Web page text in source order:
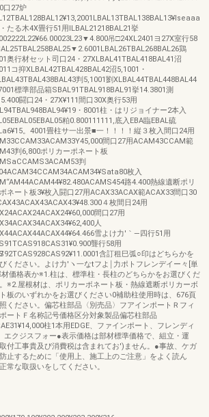
口27炉
たる木4X畳行51用ILBAL21218BAL21挙
吊□24XL2401ヨ27X室行58
鶏
奥行材セット司口24・27XLBAL41TBAL418BAL41沼
コ抑XLBAL42TBAL428BAL42沼5,1001・
判5,1001劉XLBAL44TBAL448BAL44
標準部品箱SBAL91TBAL918BAL91挙14.3801測
闘口24・27X¥111間口30X奥行53用
・8001柱・はリジョイナー2本入
粕0.800111111,底入EBA臨EBAL硫
。4001畳柱サ一出景■一！！！！縦３枚入間口24用
間口27用ACAM43CCAM範
判6,800ポリカーポネート板
判
枚入
路4.400熱線遺断ポリ
ネート板3¥枚入闘口27用ACAX33ACAX範ACAX33間口30
４枚間日24用
間口27用
人
雪よけ力′｀―四行51用
聾行58用
含訂租巳弧○印はどちらかを
ください。よけ力′ヽ一なtフよ￨力ポトフレンデイー々[単
価格表か※1.柱は、標準柱・長柱のどちらかをお選びくだ
※2.屋根材は、ポリカーボネート板・熱線遮断ポリカーボ
板のいずれかをお選びください0補助柱使用時は、676頁
ください。偏芯柱部品〈別売品〉フアインポートＲフィ
ートＦ名称記号価格区分対象製品偏芯柱部品
柱1本用EDGE、ファインポート、フレンディ
エクジスフォー●表示価格は部材標準価格で、組立・運
付工事貴及び消費税は含まれてお')ません。●事故、ケガ
止するために「使用上、施工上のご注意」をよく読ん
常な取扱いをしてください。